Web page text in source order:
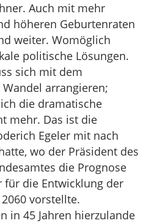
Auch mit mehr
höheren Geburtenraten
weiter. Womöglich
politische Lösungen.
sich mit dem
arrangieren;
die dramatische
mehr. Das ist die
Egeler mit nach
wo der Präsident des
die Prognose
für die Entwicklung der
vorstellte.
in 45 Jahren hierzulande